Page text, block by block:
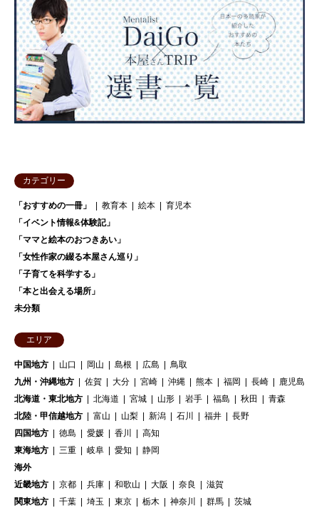
カテゴリー
「おすすめの一冊」 教育本 絵本
育児本
「イベント情報&体験記」
「ママと絵本のおつきあい」
「女性作家の綴る本屋さん巡り」
「子育てを科学する」
「本と出会える場所」
未分類
エリア
中国地方 山口 岡山 島根 広島
鳥取
九州・沖縄地方
佐賀 大分 宮崎 沖縄 熊本 福岡 長崎
鹿児島
北海道・東北地方
北海道 宮城 山形 岩手 福島 秋田
青森
北陸・甲信越地方
富山 山梨 新潟 石川 福井
長野
四国地方
徳島 愛媛 香川
高知
東海地方
三重 岐阜 愛知
静岡
海外
近畿地方
京都 兵庫 和歌山 大阪 奈良
滋賀
関東地方
千葉 埼玉 東京 栃木 神奈川 群馬 茨城